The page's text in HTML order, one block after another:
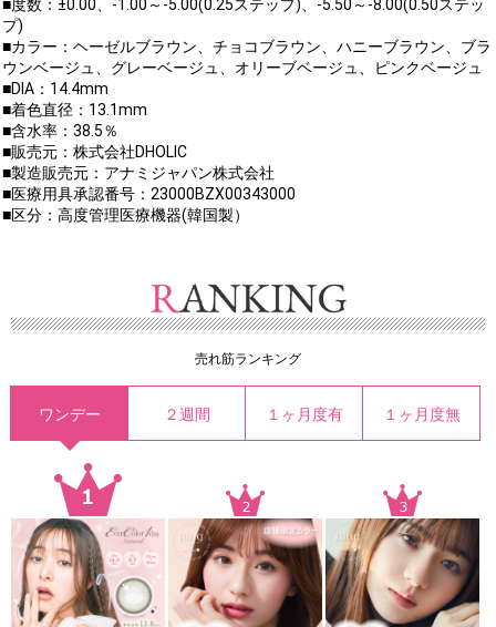
■度数：±0.00、-1.00～-5.00(0.25ステップ)、-5.50～-8.00(0.50ステッ
プ)
■カラー：ヘーゼルブラウン、チョコブラウン、ハニーブラウン、ブラ
ウンベージュ、グレーベージュ、オリーブベージュ、ピンクベージュ
■DIA：14.4mm
■着色直径：13.1mm
■含水率：38.5％
■販売元：株式会社DHOLIC
■製造販売元：アナミジャパン株式会社
■医療用具承認番号：23000BZX00343000
■区分：高度管理医療機器(韓国製）
売れ筋ランキング
ワンデー ２週間 １ヶ月度有 １ヶ月度無